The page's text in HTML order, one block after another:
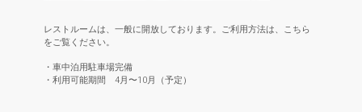
レストルームは、一般に開放しております。ご利用方法は、こちら
をご覧ください。
・車中泊用駐車場完備
・利用可能期間 4月〜10月（予定）